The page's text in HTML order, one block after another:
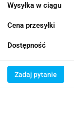
Wysyłka w ciągu
Cena przesyłki
Dostępność
Zadaj pytanie